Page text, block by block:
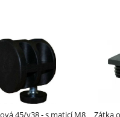
45/v38 - s maticí M8
Zátka